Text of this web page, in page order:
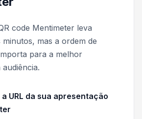
code Mentimeter leva
minutos, mas a ordem de
para a melhor
URL da sua apresentação